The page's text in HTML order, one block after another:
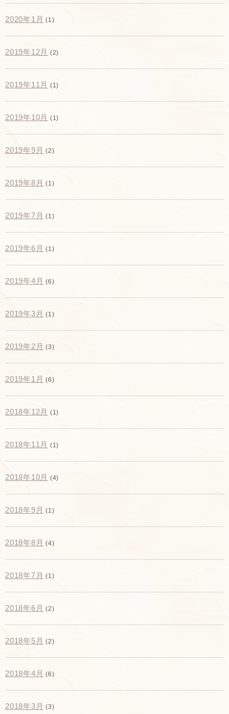
2020年1月 (1)
2019年12月 (2)
2019年11月 (1)
2019年10月 (1)
2019年9月 (2)
2019年8月 (1)
2019年7月 (1)
2019年6月 (1)
2019年4月 (6)
2019年3月 (1)
2019年2月 (3)
2019年1月 (6)
2018年12月 (1)
2018年11月 (1)
2018年10月 (4)
2018年9月 (1)
2018年8月 (4)
2018年7月 (1)
2018年6月 (2)
2018年5月 (2)
2018年4月 (6)
2018年3月 (3)